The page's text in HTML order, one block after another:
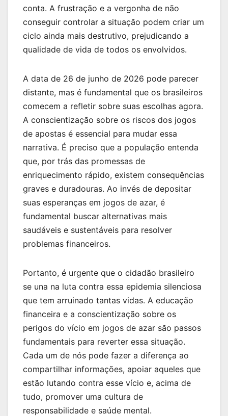
conta. A frustração e a vergonha de não
conseguir controlar a situação podem criar um
ciclo ainda mais destrutivo, prejudicando a
qualidade de vida de todos os envolvidos.
A data de 26 de junho de 2026 pode parecer
distante, mas é fundamental que os brasileiros
comecem a refletir sobre suas escolhas agora.
A conscientização sobre os riscos dos jogos
de apostas é essencial para mudar essa
narrativa. É preciso que a população entenda
que, por trás das promessas de
enriquecimento rápido, existem consequências
graves e duradouras. Ao invés de depositar
suas esperanças em jogos de azar, é
fundamental buscar alternativas mais
saudáveis e sustentáveis para resolver
problemas financeiros.
Portanto, é urgente que o cidadão brasileiro
se una na luta contra essa epidemia silenciosa
que tem arruinado tantas vidas. A educação
financeira e a conscientização sobre os
perigos do vício em jogos de azar são passos
fundamentais para reverter essa situação.
Cada um de nós pode fazer a diferença ao
compartilhar informações, apoiar aqueles que
estão lutando contra esse vício e, acima de
tudo, promover uma cultura de
responsabilidade e saúde mental.